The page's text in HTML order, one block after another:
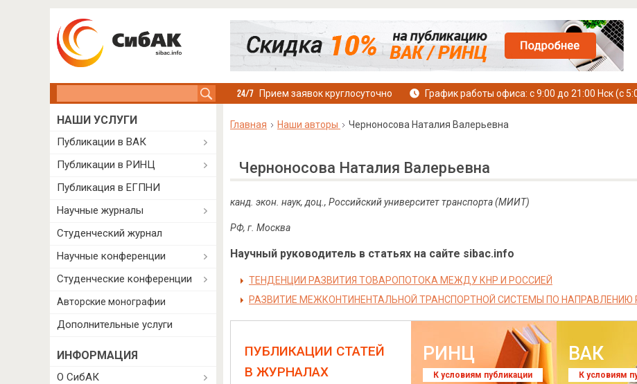
Прием заявок круглосуточно График работы офиса: с 9:00 до 21:00 Нск (с
Главная Наши авторы Черноносова Наталия Валерьевна
Черноносова Наталия Валерьевна
канд. экон. наук, доц., Российский университет транспорта (МИИТ)
РФ, г. Москва
Научный руководитель в статьях на сайте sibac.info
ТЕНДЕНЦИИ РАЗВИТИЯ ТОВАРОПОТОКА МЕЖДУ КНР И РОССИЕЙ
РАЗВИТИЕ МЕЖКОНТИНЕНТАЛЬНОЙ ТРАНСПОРТНОЙ СИСТЕМЫ ПО НАПРАВЛЕНИЮ
ПУБЛИКАЦИИ СТАТЕЙ
В ЖУРНАЛАХ
РИНЦ
К условиям публикации
ВАК
К условиям
НАШИ УСЛУГИ
Публикации в ВАК
Публикации в РИНЦ
Публикация в ЕГПНИ
Научные журналы
Студенческий журнал
Научные конференции
Студенческие конференции
Авторские монографии
Дополнительные услуги
ИНФОРМАЦИЯ
О СибАК